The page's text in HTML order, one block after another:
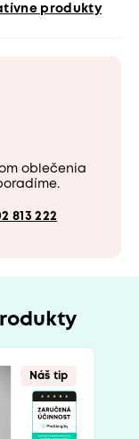
produkty
oblečenia
813 222
Náš tip